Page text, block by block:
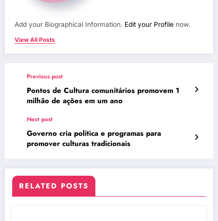
Add your Biographical Information. Edit your Profile now.
View All Posts
Previous post
Pontos de Cultura comunitários promovem 1
milhão de ações em um ano
Next post
Governo cria política e programas para
promover culturas tradicionais
RELATED POSTS